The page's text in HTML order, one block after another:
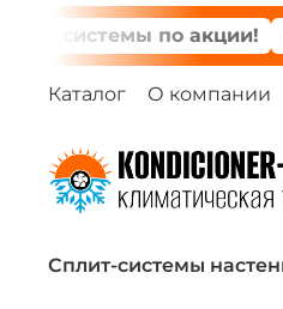
системы по акции!
Каталог О компании
Сплит-системы